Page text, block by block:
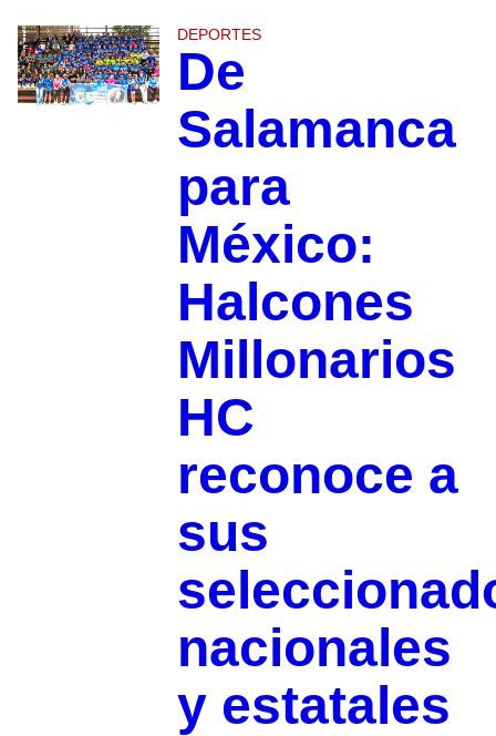
DEPORTES
De
Salamanca
para
México:
Halcones
Millonarios
HC
reconoce a
sus
nacionales
y estatales